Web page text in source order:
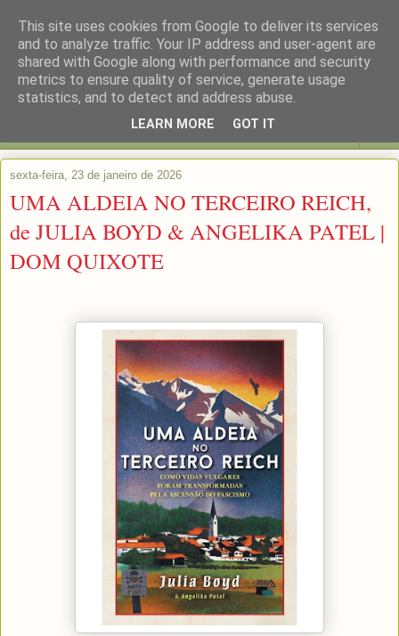
sexta-feira, 23 de janeiro de 2026
UMA ALDEIA NO TERCEIRO REICH,
de JULIA BOYD & ANGELIKA PATEL |
DOM QUIXOTE
This site uses cookies from Google to deliver its services
and to analyze traffic. Your IP address and user-agent are
shared with Google along with performance and security
metrics to ensure quality of service, generate usage
statistics, and to detect and address abuse.
LEARN MORE GOT IT